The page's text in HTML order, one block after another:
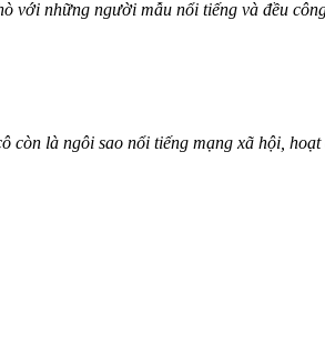
những người mẫu nổi tiếng và đều
còn là ngôi sao nổi tiếng mạng xã hội,